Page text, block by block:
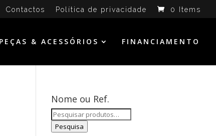
Contactos Política de privacidade 0 Items
PEÇAS & ACESSÓRIOS FINANCIAMENTO
Nome ou Ref.
Pesquisar
por:
Pesquisa